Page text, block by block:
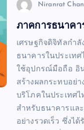
Niranrat
ภาคการธนาคา
เศรษฐกิจดิจิทัลกำ
ธนาคารในประเท
ใช้อุปกรณ์มือถือ อิ
สร้างผลกระทบอย่
บริโภคในประเทศ
สำหรับธนาคารแล
อย่างรวดเร็ว ซึ่งไ